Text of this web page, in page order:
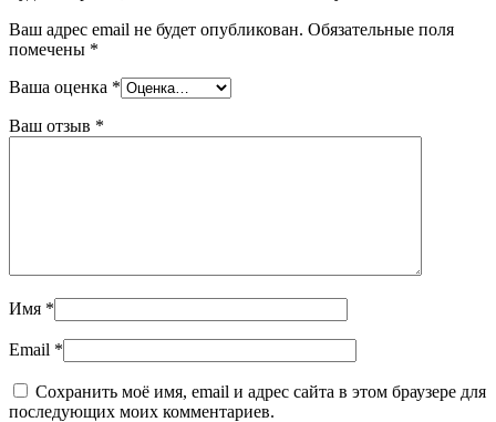
Ваш адрес email не будет опубликован. Обязательные поля
помечены *
Ваша оценка *
Ваш отзыв *
Имя *
Email *
Сохранить моё имя, email и адрес сайта в этом браузере для
последующих моих комментариев.